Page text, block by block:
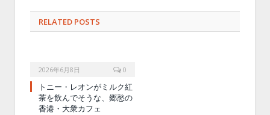
RELATED POSTS
2026年6月8日 0
トニー・レオンがミルク紅
茶を飲んでそうな、郷愁の
香港・大衆カフェ